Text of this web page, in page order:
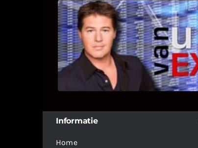
UITSTEL VAN EXECUTIE
Bekijk hier de fragmenten van de
deelname van Bricks and Stones aan
dit programma.
Informatie
Home